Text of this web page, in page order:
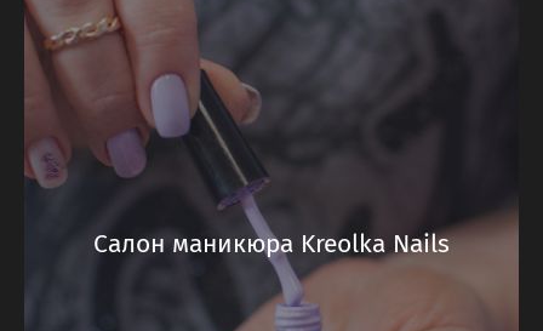
Салон маникюра Kreolka Nails